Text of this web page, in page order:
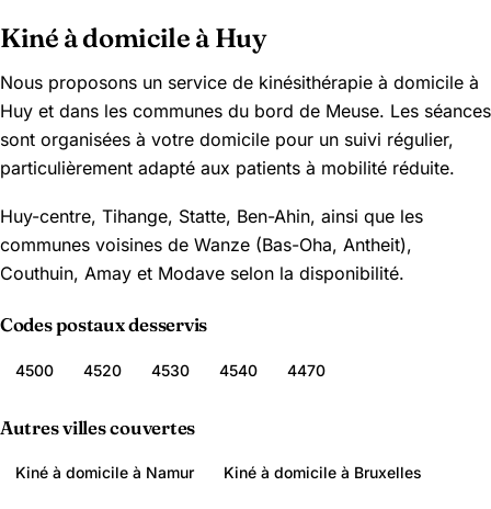
Kiné à domicile à Huy
Nous proposons un service de kinésithérapie à domicile à
Huy et dans les communes du bord de Meuse. Les séances
sont organisées à votre domicile pour un suivi régulier,
particulièrement adapté aux patients à mobilité réduite.
Huy-centre, Tihange, Statte, Ben-Ahin, ainsi que les
communes voisines de Wanze (Bas-Oha, Antheit),
Couthuin, Amay et Modave selon la disponibilité.
Codes postaux desservis
4500 4520 4530 4540 4470
Autres villes couvertes
Kiné à domicile à Namur Kiné à domicile à Bruxelles